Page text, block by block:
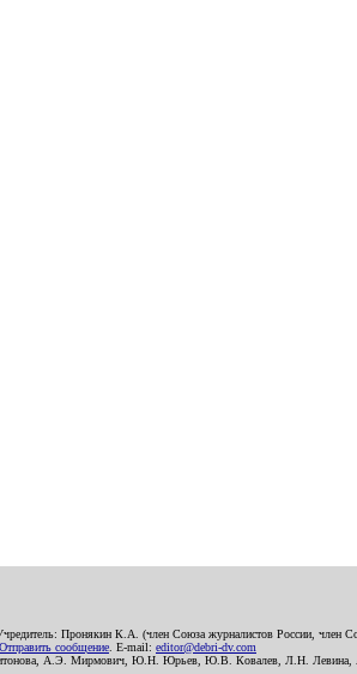
Пронякин К.А. (член Союза журналистов России, член
Отправить сообщение . E-mail: editor@debri-dv.com
А.Э. Мирмович, Ю.Н. Юрьев, Ю.В. Ковалев, Л.Н.